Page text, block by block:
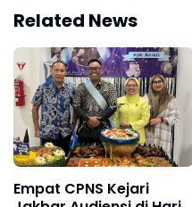
Related News
Empat CPNS Kejari